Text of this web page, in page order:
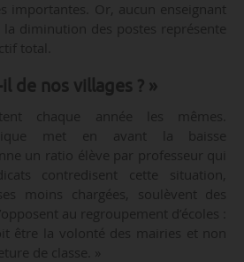
importantes. Or, aucun enseignant
la diminution des postes représente
total.
de nos villages ? »
chaque année les mêmes.
met en avant la baisse
un ratio élève par professeur qui
contredisent cette situation,
moins chargées, soulèvent des
au regroupement d’écoles :
être la volonté des mairies et non
de classe. »